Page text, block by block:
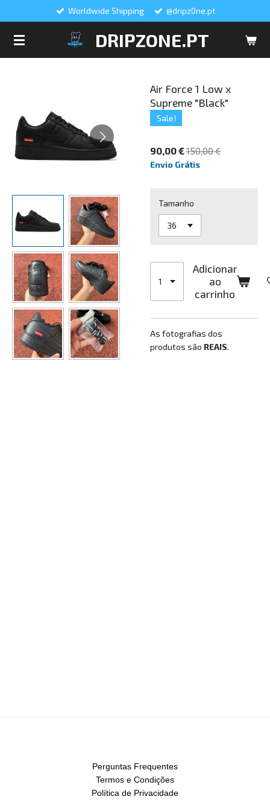
DRIPZONE.PT
Worldwide Shipping @dripz0ne.pt
Air Force 1 Low x
Supreme "Black"
Sale!
90,00 €150,00 €
Envio Grátis
Tamanho
Adicionar
ao
carrinho
As fotografias dos
produtos são REAIS.
Perguntas Frequentes
Termos e Condições
Política de Privacidade